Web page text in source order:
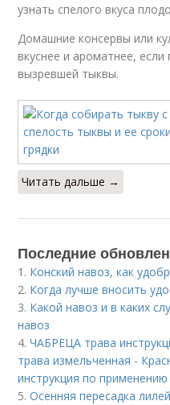
узнать спелого вкуса
Домашние консервы или
вкуснее и ароматнее,
вызревшей тыквы.
Читать дальше →
Последние
1. Конский навоз, как
2. Когда лучше вносить
3. Какой навоз и в каких
навоз
4.ЧАБРЕЦА трава
трава измельченная -
инструкция по применению
5.Осенняя пересадка